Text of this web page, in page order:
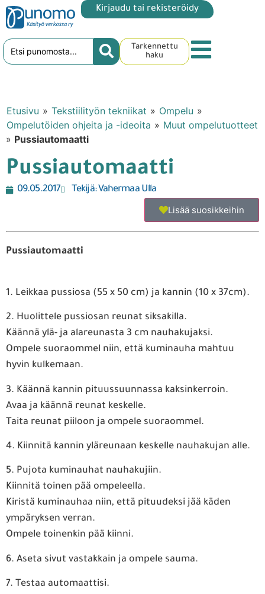
Kirjaudu tai rekisteröidy
Tarkennettu
haku
Etusivu » Tekstiilityön tekniikat » Ompelu »
Ompelutöiden ohjeita ja -ideoita » Muut ompelutuotteet
» Pussiautomaatti
Pussiautomaatti
09.05.2017 Tekijä:Vahermaa Ulla
Lisää suosikkeihin
Pussiautomaatti
1. Leikkaa pussiosa (55 x 50 cm) ja kannin (10 x 37cm).
2. Huolittele pussiosan reunat siksakilla.
Käännä ylä- ja alareunasta 3 cm nauhakujaksi.
Ompele suoraommel niin, että kuminauha mahtuu
hyvin kulkemaan.
3. Käännä kannin pituussuunnassa kaksinkerroin.
Avaa ja käännä reunat keskelle.
Taita reunat piiloon ja ompele suoraommel.
4. Kiinnitä kannin yläreunaan keskelle nauhakujan alle.
5. Pujota kuminauhat nauhakujiin.
Kiinnitä toinen pää ompeleella.
Kiristä kuminauhaa niin, että pituudeksi jää käden
ympäryksen verran.
Ompele toinenkin pää kiinni.
6. Aseta sivut vastakkain ja ompele sauma.
7. Testaa automaattisi.